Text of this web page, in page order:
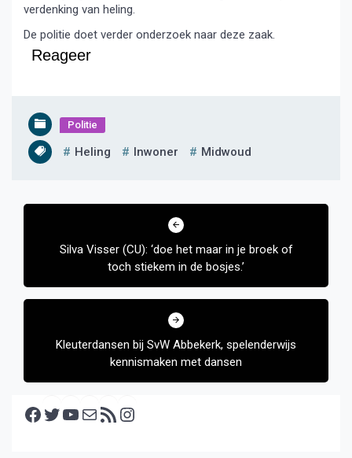
verdenking van heling.
De politie doet verder onderzoek naar deze zaak.
Reageer
Politie
Heling Inwoner Midwoud
Bericht
Silva Visser (CU): ‘doe het maar in je broek of
toch stiekem in de bosjes.’
Kleuterdansen bij SvW Abbekerk, spelenderwijs
kennismaken met dansen
Facebook Twitter YouTube E-mail RSS feed